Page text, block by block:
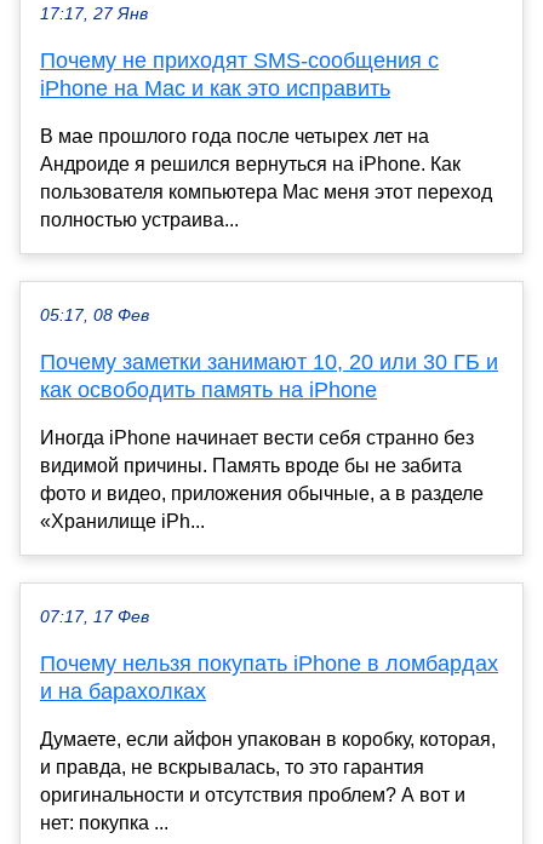
17:17, 27 Янв
Почему не приходят SMS-сообщения с
iPhone на Mac и как это исправить
В мае прошлого года после четырех лет на
Андроиде я решился вернуться на iPhone. Как
пользователя компьютера Mac меня этот переход
полностью устраива...
05:17, 08 Фев
Почему заметки занимают 10, 20 или 30 ГБ и
как освободить память на iPhone
Иногда iPhone начинает вести себя странно без
видимой причины. Память вроде бы не забита
фото и видео, приложения обычные, а в разделе
«Хранилище iPh...
07:17, 17 Фев
Почему нельзя покупать iPhone в ломбардах
и на барахолках
Думаете, если айфон упакован в коробку, которая,
и правда, не вскрывалась, то это гарантия
оригинальности и отсутствия проблем? А вот и
нет: покупка ...